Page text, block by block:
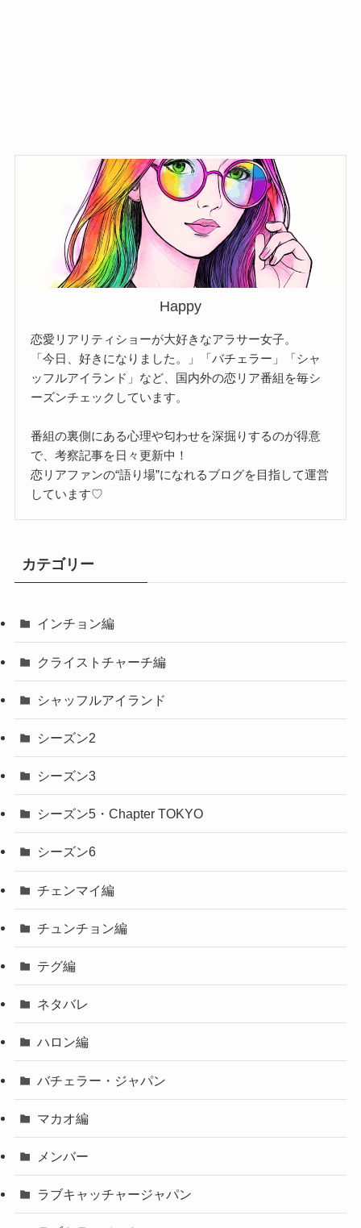
Happy
恋愛リアリティショーが大好きなアラサー女子。
「今日、好きになりました。」「バチェラー」「シャ
ッフルアイランド」など、国内外の恋リア番組を毎シ
ーズンチェックしています。
番組の裏側にある心理や匂わせを深掘りするのが得意
で、考察記事を日々更新中！
恋リアファンの“語り場”になれるブログを目指して運営
しています♡
カテゴリー
インチョン編
クライストチャーチ編
シャッフルアイランド
シーズン2
シーズン3
シーズン5・Chapter TOKYO
シーズン6
チェンマイ編
チュンチョン編
テグ編
ネタバレ
ハロン編
バチェラー・ジャパン
マカオ編
メンバー
ラブキャッチャージャパン